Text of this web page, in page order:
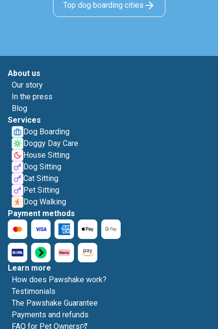
Top dog boarding cities
About us
Our story
In the press
Blog
Services
Dog Boarding
Doggy Day Care
House Sitting
Dog Sitting
Cat Sitting
Pet Sitting
Dog Walking
Payment methods
Learn more
How does Pawshake work?
Testimonials
The Pawshake Guarantee
Payments and refunds
FAQ for Pet Owners